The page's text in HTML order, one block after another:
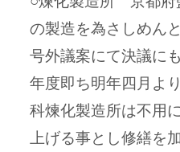
の製造を為さしめん
号外議案にて決議に
年度即ち明年四月よ
科煉化製造所は不用
上げる事とし修繕を